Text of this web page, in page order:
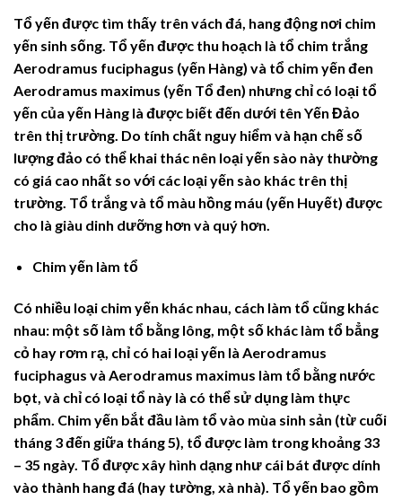
Tổ yến được tìm thấy trên vách đá, hang động nơi chim
yến sinh sống. Tổ yến được thu hoạch là tổ chim trắng
Aerodramus fuciphagus (yến Hàng) và tổ chim yến đen
Aerodramus maximus (yến Tổ đen) nhưng chỉ có loại tổ
yến của yến Hàng là được biết đến dưới tên Yến Đảo
trên thị trường. Do tính chất nguy hiểm và hạn chế số
lượng đảo có thể khai thác nên loại yến sào này thường
có giá cao nhất so với các loại yến sào khác trên thị
trường. Tổ trắng và tổ màu hồng máu (yến Huyết) được
cho là giàu dinh dưỡng hơn và quý hơn.
Chim yến làm tổ
Có nhiều loại chim yến khác nhau, cách làm tổ cũng khác
nhau: một số làm tổ bằng lông, một số khác làm tổ bẳng
cỏ hay rơm rạ, chỉ có hai loại yến là Aerodramus
fuciphagus và Aerodramus maximus làm tổ bằng nước
bọt, và chỉ có loại tổ này là có thể sử dụng làm thực
phẩm. Chim yến bắt đầu làm tổ vào mùa sinh sản (từ cuối
tháng 3 đến giữa tháng 5), tổ được làm trong khoảng 33
– 35 ngày. Tổ được xây hình dạng như cái bát được dính
vào thành hang đá (hay tường, xà nhà). Tổ yến bao gồm